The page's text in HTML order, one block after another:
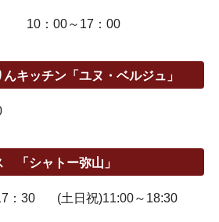
00～17：00
キッチン「ユヌ・ベルジュ」
「シャトー弥山」
30 (土日祝)11:00～18:30